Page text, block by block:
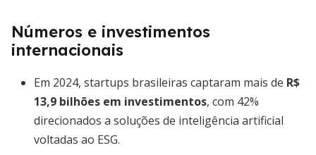
Números e investimentos
internacionais
Em 2024, startups brasileiras captaram mais de R$
13,9 bilhões em investimentos, com 42%
direcionados a soluções de inteligência artificial
voltadas ao ESG.